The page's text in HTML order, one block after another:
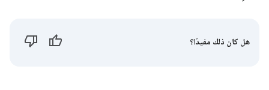
هل كان ذلك مفيدًا؟